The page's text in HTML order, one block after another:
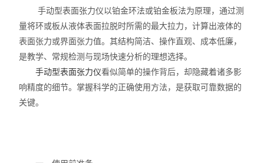
表面清洁度分析仪
位移及其控制系统
光谱色谱分析仪器
手动型表面张力仪以铂金环法或铂金板法为原理，通过测
量将环或板从液体表面拉脱时所需的最大拉力，计算出液体的
表面张力或界面张力值。其结构简洁、操作直观、成本低廉，
是教学、常规检测与现场快速分析的理想选择。
手动型表面张力仪看似简单的操作背后，却隐藏着诸多影
响精度的细节。掌握科学的正确使用方法，是获取可靠数据的
关键。